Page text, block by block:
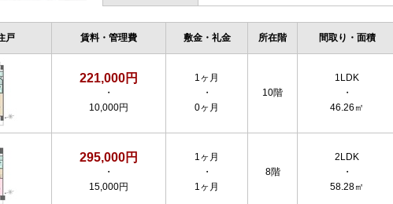
戸 賃料・管理費 敷金・礼金 所在階 間取り・面積
221,000円
・
10,000円
1ヶ月
・
0ヶ月
10階
1LDK
・
46.26㎡
295,000円
・
15,000円
1ヶ月
・
1ヶ月
8階
2LDK
・
58.28㎡